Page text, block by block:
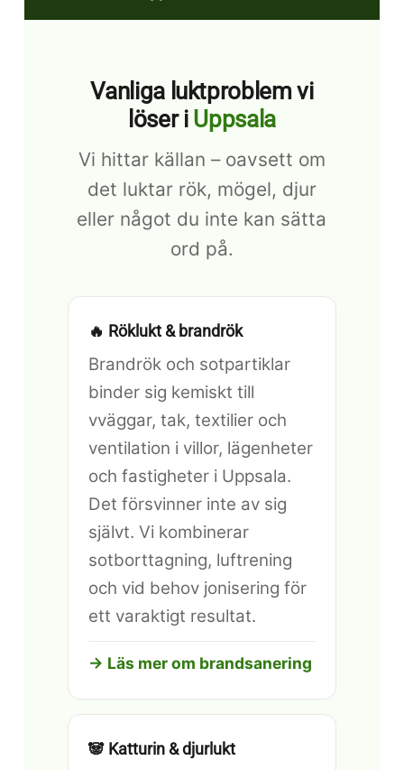
Vanliga luktproblem vi
löser i Uppsala
Vi hittar källan – oavsett om
det luktar rök, mögel, djur
eller något du inte kan sätta
ord på.
🔥 Röklukt & brandrök
Brandrök och sotpartiklar
binder sig kemiskt till
vväggar, tak, textilier och
ventilation i villor, lägenheter
och fastigheter i Uppsala.
Det försvinner inte av sig
självt. Vi kombinerar
sotborttagning, luftrening
och vid behov jonisering för
ett varaktigt resultat.
→ Läs mer om brandsanering
🐼 Katturin & djurlukt